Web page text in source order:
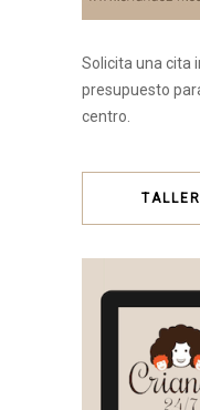
Solicita una cita
presupuesto
centro.